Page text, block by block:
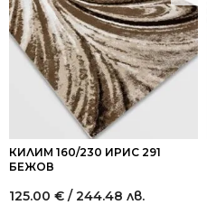
КИЛИМ 160/230 ИРИС 291
БЕЖОВ
125.00 € / 244.48 лв.